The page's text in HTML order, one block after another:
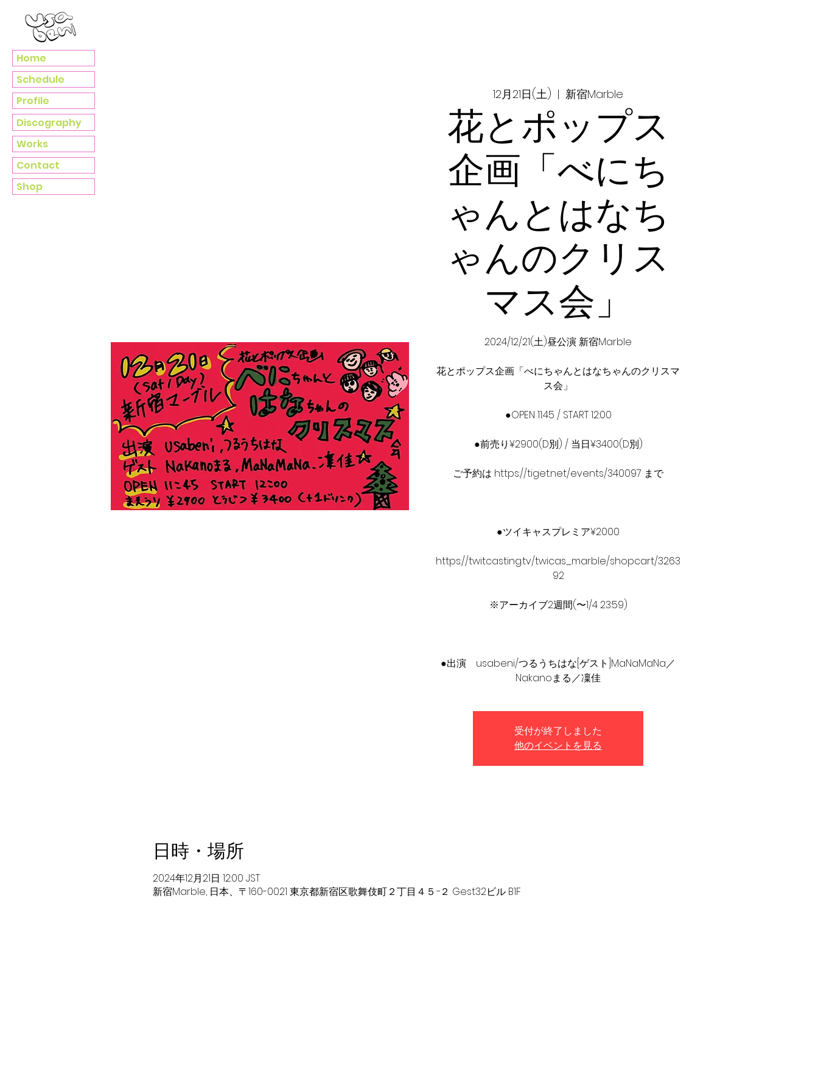
Home
Schedule
Profile
Discography
Works
Contact
Shop
12月21日(土)
  |
新宿Marble
花とポップス
企画「べにち
ゃんとはなち
ゃんのクリス
マス会」
2024/12/21(土)昼公演 新宿Marble
花とポップス企画「べにちゃんとはなちゃんのクリスマ
ス会」
●OPEN 11:45 / START 12:00
●前売り¥2900(D別) / 当日¥3400(D別)
ご予約は https://tiget.net/events/340097 まで
●ツイキャスプレミア¥2000
https://twitcasting.tv/twicas_marble/shopcart/3263
92
※アーカイブ2週間(〜1/4 23:59)
●出演 usabeni/つるうちはな[ゲスト]MaNaMaNa／
Nakanoまる／凜佳
受付が終了しました
他のイベントを見る
日時・場所
2024年12月21日 12:00 JST
新宿Marble, 日本、〒160-0021 東京都新宿区歌舞伎町２丁目４５−２ Gest32ビル B1F